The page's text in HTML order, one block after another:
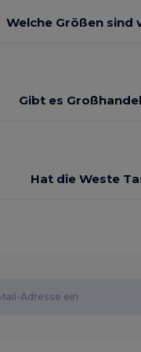
Welche Größen sind
Gibt es
Hat die Weste